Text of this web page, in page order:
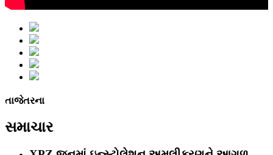
તાજેતરના
સમાચાર